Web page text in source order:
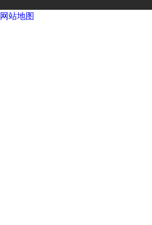
网站地图